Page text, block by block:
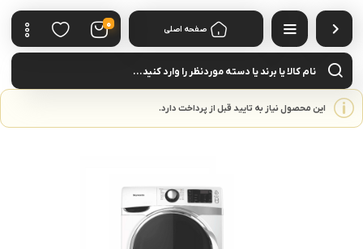
صفحه اصلی 0
این محصول نیاز به تایید قبل از پرداخت دارد.